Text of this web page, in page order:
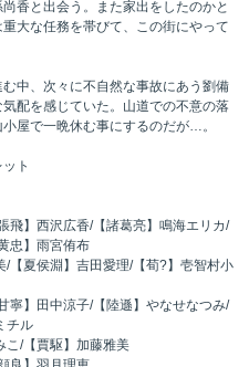
香と出会う。また家出をしたのかと
大な任務を帯びて、この街にやって
中、次々に不自然な事故にあう劉備
配を感じていた。山道での不意の落
屋で一晩休む事にするのだが…。
ト
飛】西沢広香/【諸葛亮】鳴海エリカ/
忠】雨宮侑布
/【夏侯淵】吉田愛理/【荀?】壱智村小
寧】田中涼子/【陸遜】やなせなつみ/
チル
こ/【賈駆】加藤雅美